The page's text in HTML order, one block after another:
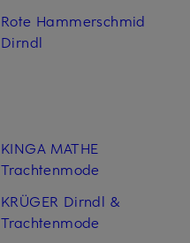
Rote Hammerschmid
Dirndl
KINGA MATHE
Trachtenmode
KRÜGER Dirndl &
Trachtenmode